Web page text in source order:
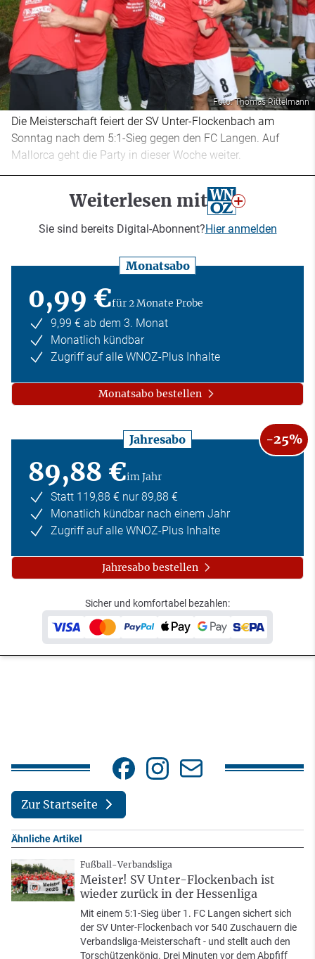
Foto: Thomas Rittelmann
Die Meisterschaft feiert der SV Unter-Flockenbach am
Sonntag nach dem 5:1-Sieg gegen den FC Langen. Auf
Mallorca geht die Party in dieser Woche weiter.
Weiterlesen mit
Sie sind bereits Digital-Abonnent?Hier anmelden
Monatsabo
0,99 €für 2 Monate Probe
9,99 € ab dem 3. Monat
Monatlich kündbar
Zugriff auf alle WNOZ-Plus Inhalte
Monatsabo bestellen
Jahresabo -25%
89,88 €im Jahr
Statt 119,88 € nur 89,88 €
Monatlich kündbar nach einem Jahr
Zugriff auf alle WNOZ-Plus Inhalte
Jahresabo bestellen
Sicher und komfortabel bezahlen:
Zur Startseite
Ähnliche Artikel
Fußball-Verbandsliga
Meister! SV Unter-Flockenbach ist
wieder zurück in der Hessenliga
Mit einem 5:1-Sieg über 1. FC Langen sichert sich
der SV Unter-Flockenbach vor 540 Zuschauern die
Verbandsliga-Meisterschaft - und stellt auch den
Torschützenkönig. Drei Minuten vor dem Abpfiff